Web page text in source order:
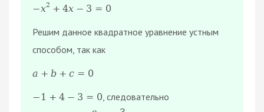
−х2 + 4х − 3 = 0
Решим данное квадратное уравнение устным
способом, так как
a + b + c = 0
− 1 + 4 − 3 = 0 , следовательно